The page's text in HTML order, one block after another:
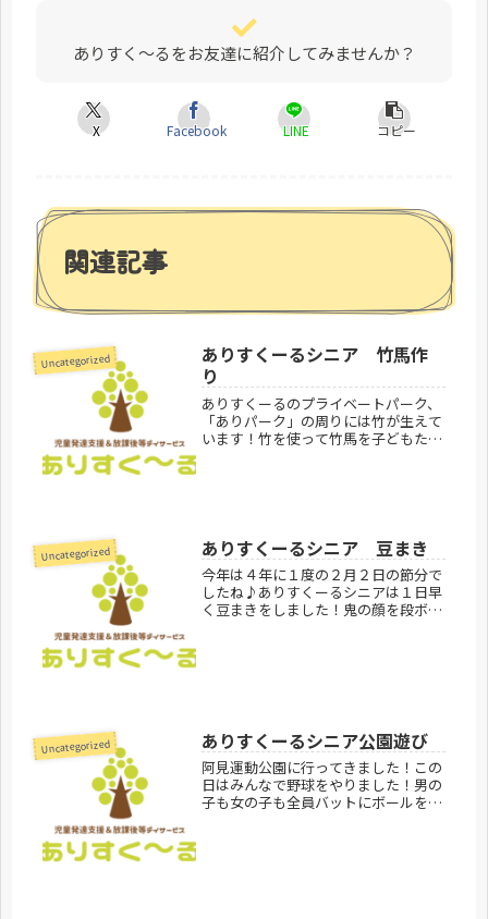
ありすく～るをお友達に紹介してみませんか？
X Facebook LINE コピー
関連記事
Uncategorized
ありすくーるシニア 竹馬作
り
ありすくーるのプライベートパーク、
「ありパーク」の周りには竹が生えて
います！竹を使って竹馬を子どもたち
Uncategorized ありすくーるシニア 豆まき
今年は４年に１度の２月２日の節分で
したね♪ありすくーるシニアは１日早
く豆まきをしました！鬼の顔を段ボー
Uncategorized ありすくーるシニア公園遊び
阿見運動公園に行ってきました！この
日はみんなで野球をやりました！男の
子も女の子も全員バットにボールを当